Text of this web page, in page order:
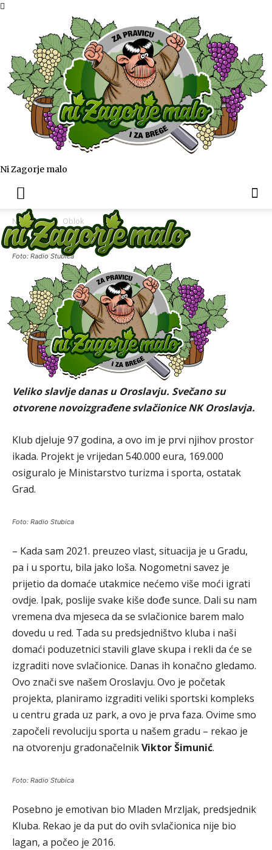
Ni Zagorje malo
Naslovnica Oblok
Foto: Radio Stubica
I to je gotovo, NK
Oroslavje napokon ima
svlačionice
Autor:Zora Jurić 10. ožujka 2024.
Veliko slavlje danas u Oroslavju. Svečano su
otvorene novoizgrađene svlačionice NK Oroslavja.
Klub djeluje 97 godina, a ovo im je prvi njihov prostor
ikada. Projekt je vrijedan 540.000 eura, 169.000
osiguralo je Ministarstvo turizma i sporta, ostatak
Grad.
Foto: Radio Stubica
– Kada sam 2021. preuzeo vlast, situacija je u Gradu,
pa i u sportu, bila jako loša. Nogometni savez je
prijetio da domaće utakmice nećemo više moći igrati
ovdje. Ipak, poslije svake kiše dođe sunce. Dali su nam
vremena dva mjeseca da se svlačionice barem malo
dovedu u red. Tada su predsjedništvo kluba i naši
domaći poduzetnici stavili glave skupa i rekli da će se
izgraditi nove svlačionice. Danas ih konačno gledamo.
Ovo znači sve našem Oroslavju. Ovo je početak
projekta, planiramo izgraditi veliki sportski kompleks
u centru grada uz park, a ovo je prva faza. Ovime smo
započeli revoluciju sporta u našem gradu – rekao je
na otvorenju gradonačelnikViktor Šimunić.
Foto: Radio Stubica
Posebno je emotivan bio Mladen Mrzljak, predsjednik
Kluba. Rekao je da put do ovih svlačionica nije bio
lagan, a počeo je 2016.